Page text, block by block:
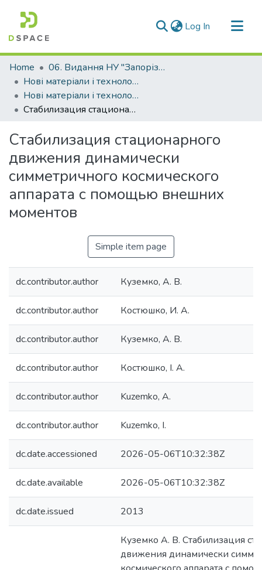
Log In (current)
Communities & Collections
All of DSpace
Statistics
Home
06. Видання НУ "Запорізька політехніка"
Нові матеріали і технологіі в металургії та машинобудуванні (НМТ)
Нові матеріали і технології в металургії та машинобудуванні - 2013, №1
Стабилизация стационарного движения динамически симметричного космического аппарата с помощью внешних моментов
Стабилизация стационарного
движения динамически
симметричного космического
аппарата с помощью внешних
моментов
Simple item page
dc.contributor.author Куземко, А. В.
dc.contributor.author Костюшко, И. А.
dc.contributor.author Куземко, А. В.
dc.contributor.author Костюшко, І. А.
dc.contributor.author Kuzemko, A.
dc.contributor.author Kuzemko, I.
dc.date.accessioned 2026-05-06T10:32:38Z
dc.date.available 2026-05-06T10:32:38Z
dc.date.issued 2013
Куземко А. В. Стабилизация
движения динамически